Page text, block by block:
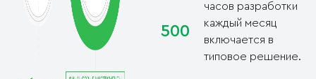
500
часов разработки
каждый месяц
включается в
типовое решение.